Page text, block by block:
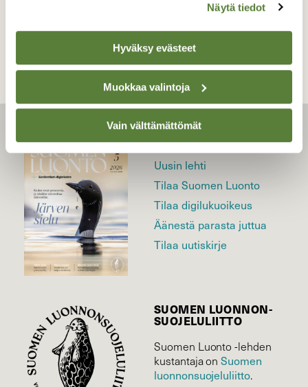
Näytä tiedot
Hyväksy evästeet
Muokkaa valintoja
Vain välttämättömät
TAKAISIN LISTAAN
LEHTI
Uusin lehti
Tilaa Suomen Luonto
Tilaa digilukuoikeus
Äänestä parasta juttua
Tilaa uutiskirje
SUOMEN LUONNON­
SUOJELU­LIITTO
Suomen Luonto -lehden
kustantaja onSuomen
luonnonsuojelu­liitto.